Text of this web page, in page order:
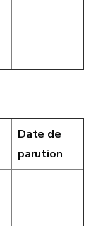
Date de
parution